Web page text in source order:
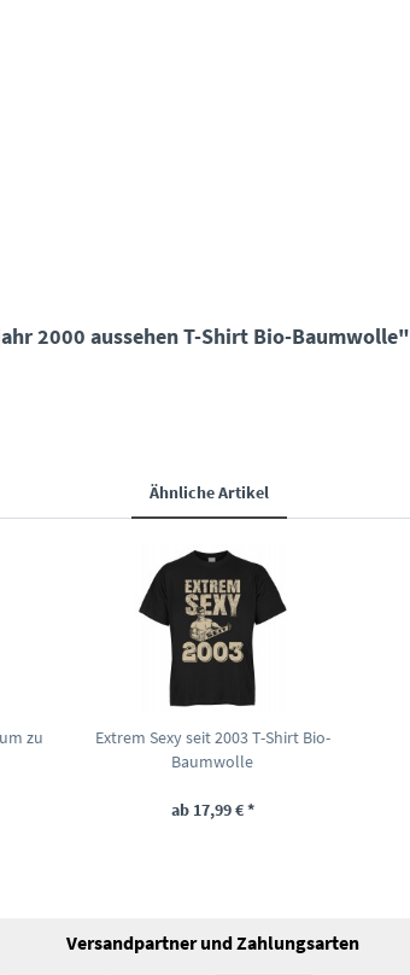
2000 aussehen T-Shirt Bio-Baumwolle"
Ähnliche Artikel
zu
Extrem Sexy seit 2003 T-Shirt Bio-
Baumwolle
ab 17,99 € *
Versandpartner und Zahlungsarten